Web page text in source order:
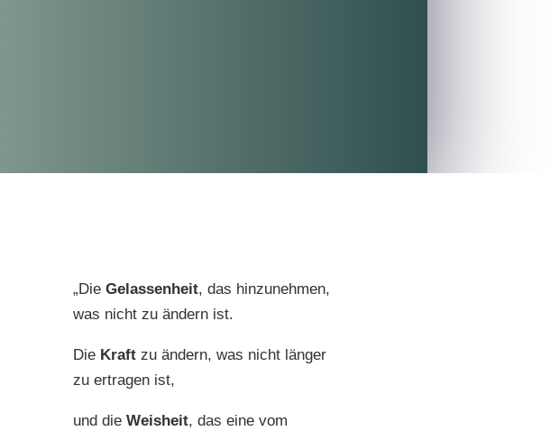
„Die Gelassenheit, das hinzunehmen,
was nicht zu ändern ist.
Die Kraftzu ändern, was nicht länger
zu ertragen ist,
und die Weisheit, das eine vom